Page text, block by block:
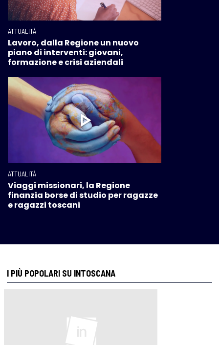
ATTUALITÀ
Lavoro, dalla Regione un nuovo
piano di interventi: giovani,
formazione e crisi aziendali
ATTUALITÀ
Viaggi missionari, la Regione
finanzia borse di studio per ragazze
e ragazzi toscani
I PIÙ POPOLARI SU INTOSCANA